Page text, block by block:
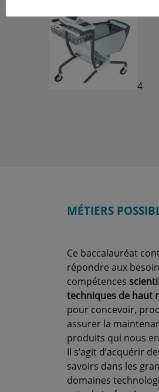
4
MÉTIERS
Ce baccalauréat
répondre aux
compétences
techniques de haut
pour concevoir,
assurer la
produits qui nous
Il s’agit d’acquérir
savoirs dans les
domaines